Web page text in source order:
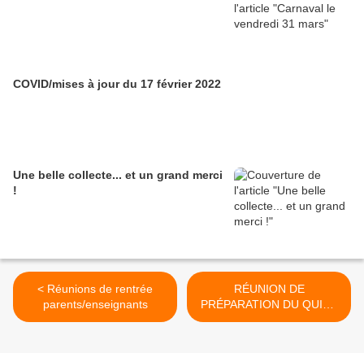
COVID/mises à jour du 17 février 2022
Une belle collecte... et un grand merci
!
< Réunions de rentrée
parents/enseignants
RÉUNION DE
PRÉPARATION DU QUINE
le mardi 16 novembre à